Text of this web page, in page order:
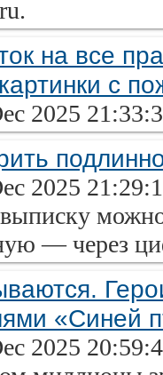
на все
с
2025
2025
— через
«Синей
2025